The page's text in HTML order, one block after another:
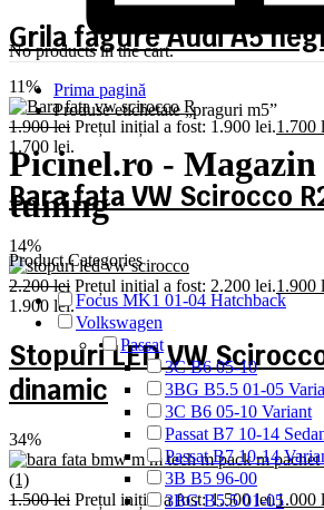
Grila fagure Audi A5
11%
1.900lei Prețul inițial a fost: 1.900 lei.1.700
1.700 lei.
Bara fata VW Scirocco
14%
2.200lei Prețul inițial a fost: 2.200 lei.1.900
1.900 lei.
Stopuri LED VW
dinamic
34%
1.500lei Prețul inițial a fost: 1.500 lei.1.000
No products in the cart.
Prima pagină
Produse etichetate „praguri m5”
Picinel.ro - Magazin
tuning
Product Categories
Focus MK1 01-04 Hatchback
Volkswagen
Passat
3C B6 05-10
3BG B5.5 01-05
3C B6 05-10 Variant
Passat B7 10-14
Passat B7 10-14
3B B5 96-00
3BG B5.5 01-05